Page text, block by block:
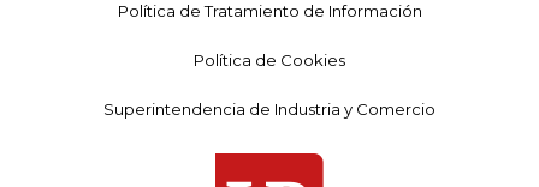
Política de Tratamiento de Información
Política de Cookies
Superintendencia de Industria y Comercio